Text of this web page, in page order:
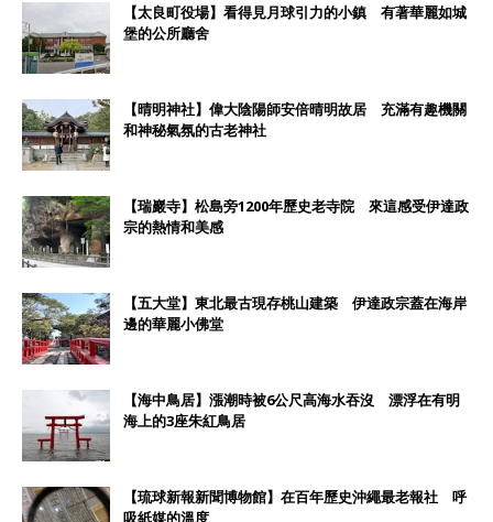
【太良町役場】看得見月球引力的小鎮 有著華麗如城
堡的公所廳舍
【晴明神社】偉大陰陽師安倍晴明故居 充滿有趣機關
和神秘氣氛的古老神社
【瑞巖寺】松島旁1200年歷史老寺院 來這感受伊達政
宗的熱情和美感
【五大堂】東北最古現存桃山建築 伊達政宗蓋在海岸
邊的華麗小佛堂
【海中鳥居】漲潮時被6公尺高海水吞沒 漂浮在有明
海上的3座朱紅鳥居
【琉球新報新聞博物館】在百年歷史沖繩最老報社 呼
吸紙媒的溫度